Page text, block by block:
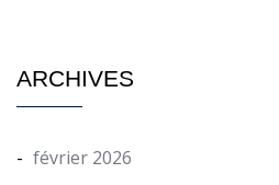
ARCHIVES
février 2026